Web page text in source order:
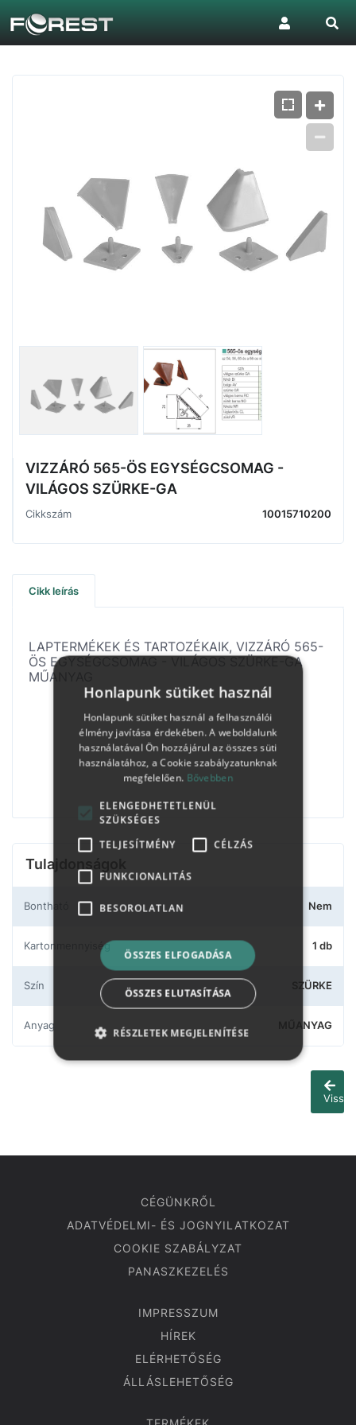
VIZZÁRÓ 565-ÖS EGYSÉGCSOMAG -
VILÁGOS SZÜRKE-GA
Cikkszám 10015710200
Cikk leírás
LAPTERMÉKEK ÉS TARTOZÉKAIK, VIZZÁRÓ 565-
ÖS EGYSÉGCSOMAG - VILÁGOS SZÜRKE-GA
MŰANYAG
Tulajdonságok
Bontható Nem
Kartonmennyiség 1 db
Szín SZÜRKE
Anyag MŰANYAG
Vissza
CÉGÜNKRŐL
ADATVÉDELMI- ÉS JOGNYILATKOZAT
COOKIE SZABÁLYZAT
PANASZKEZELÉS
IMPRESSZUM
HÍREK
ELÉRHETŐSÉG
ÁLLÁSLEHETŐSÉG
Honlapunk sütiket használ
Honlapunk sütiket használ a felhasználói
élmény javítása érdekében. A weboldalunk
használatával Ön hozzájárul az összes süti
használatához, a Cookie szabályzatunknak
megfelelően. Bővebben
ELENGEDHETETLENÜL
SZÜKSÉGES
TELJESÍTMÉNY
CÉLZÁS
FUNKCIONALITÁS
BESOROLATLAN
ÖSSZES ELFOGADÁSA
ÖSSZES ELUTASÍTÁSA
RÉSZLETEK MEGJELENÍTÉSE